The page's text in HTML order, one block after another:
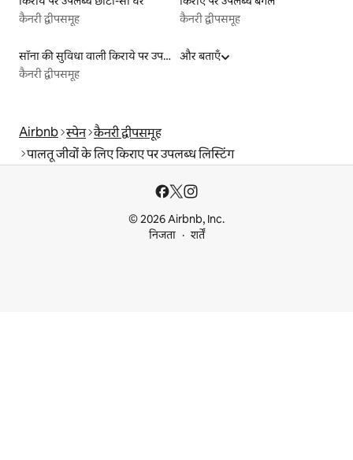
कैनरी द्वीपसमूह
कैनरी द्वीपसमूह
सॉना की सुविधा वाली किराये पर उपलब्ध लिस्टिंग
कैनरी द्वीपसमूह
और बताएँ
Airbnb स्पेन कैनरी द्वीपसमूह
पालतू जीवों के लिए किराए पर उपलब्ध लिस्टिंग
© 2026 Airbnb, Inc.
निजता
शर्तें